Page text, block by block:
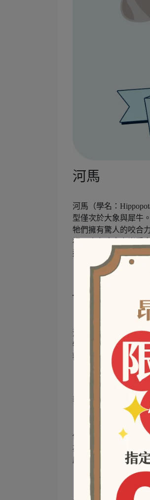
河馬
河馬（學名：
型僅次於大象與犀牛
牠們擁有驚人的咬合
裡，晚上才會上岸覓
達時速 30 公里，比
🌟有趣的事
河馬的名字在希臘文
牠們能同時「半浮半
觀察四周與呼吸。這
❄️冷門小知識
你知道嗎？河馬的皮
為「血汗」，看起來
感染，是獨一無二的